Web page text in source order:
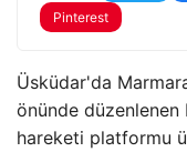
Pinterest
Üsküdar'da
önünde düzenlenen
hareketi platformu